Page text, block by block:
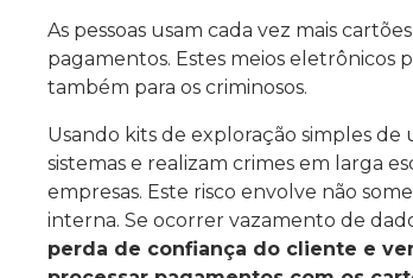
As pessoas usam cada vez mais
pagamentos. Estes meios eletrônicos
também para os criminosos.
Usando kits de exploração simples
sistemas e realizam crimes em larga
empresas. Este risco envolve não
interna. Se ocorrer vazamento de
perda de confiança do cliente e